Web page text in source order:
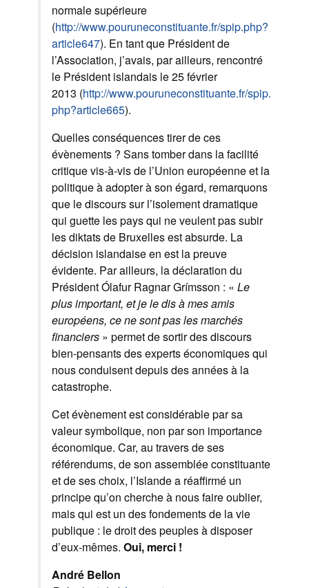
normale supérieure
(http://www.pouruneconstituante.fr/spip.php?
article647). En tant que Président de
l’Association, j’avais, par ailleurs, rencontré
le Président islandais le 25 février
2013 (http://www.pouruneconstituante.fr/spip.
php?article665).
Quelles conséquences tirer de ces
évènements ? Sans tomber dans la facilité
critique vis-à-vis de l’Union européenne et la
politique à adopter à son égard, remarquons
que le discours sur l’isolement dramatique
qui guette les pays qui ne veulent pas subir
les diktats de Bruxelles est absurde. La
décision islandaise en est la preuve
évidente. Par ailleurs, la déclaration du
Président Ólafur Ragnar Grímsson : « Le
plus important, et je le dis à mes amis
européens, ce ne sont pas les marchés
financiers » permet de sortir des discours
bien-pensants des experts économiques qui
nous conduisent depuis des années à la
catastrophe.
Cet évènement est considérable par sa
valeur symbolique, non par son importance
économique. Car, au travers de ses
référendums, de son assemblée constituante
et de ses choix, l’Islande a réaffirmé un
principe qu’on cherche à nous faire oublier,
mais qui est un des fondements de la vie
publique : le droit des peuples à disposer
d’eux-mêmes. Oui, merci !
André Bellon